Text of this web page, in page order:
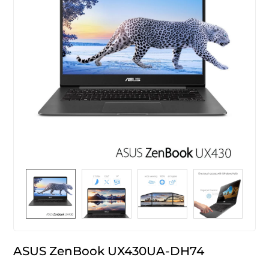
ASUS ZenBook UX430UA-DH74